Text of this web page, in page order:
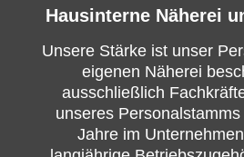
Hausinterne Näherei
Unsere Stärke ist unser
eigenen Näherei
ausschließlich
unseres
Jahre im